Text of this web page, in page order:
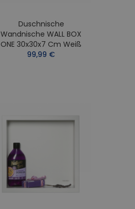
Duschnische
Wandnische WALL BOX
ONE 30x30x7 Cm Weiß
99,99 €